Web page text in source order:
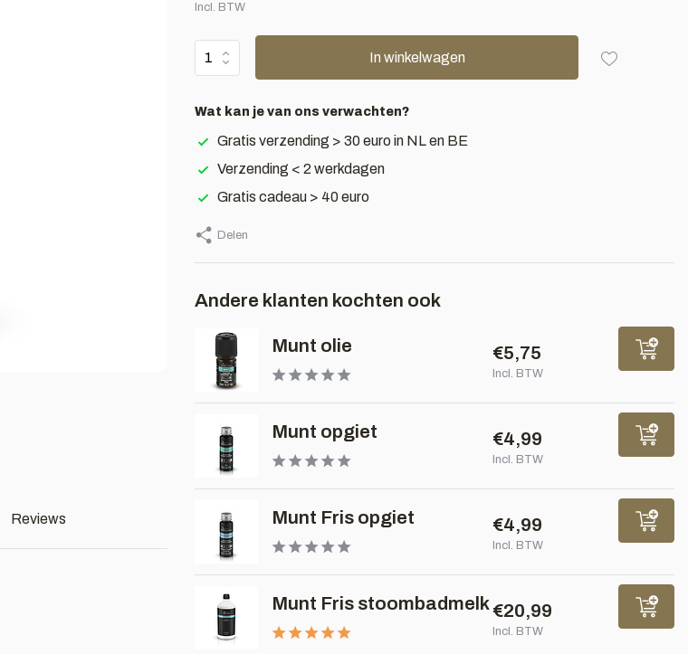
Reviews
Incl. BTW
In winkelwagen
Wat kan je van ons verwachten?
Gratis verzending > 30 euro in NL en BE
Verzending < 2 werkdagen
Gratis cadeau > 40 euro
Delen
Andere klanten kochten ook
Munt olie €5,75
Incl. BTW
Munt opgiet €4,99
Incl. BTW
Munt Fris opgiet €4,99
Incl. BTW
Munt Fris stoombadmelk€20,99
Incl. BTW